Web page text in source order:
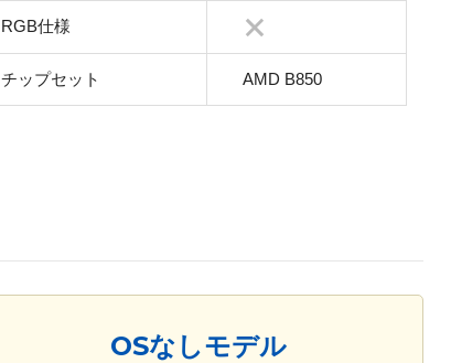
RGB仕様
チップセット AMD B850
OSなしモデル